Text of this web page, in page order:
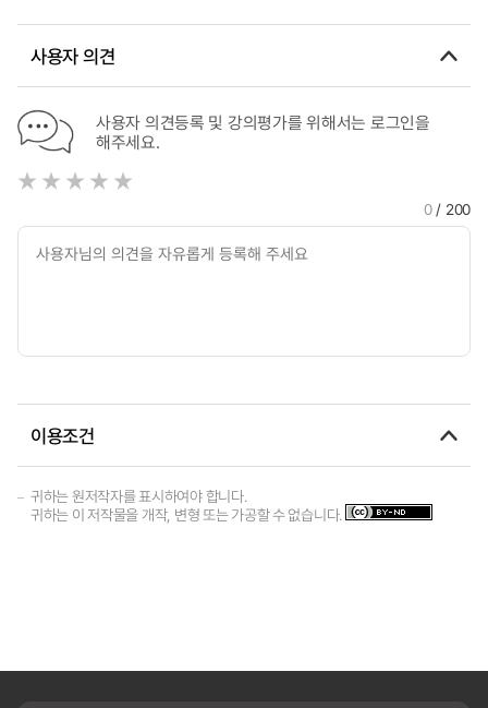
Virtual Space That Is Not Subject to the Law of Gravity
사용자 의견
사용자 의견등록 및 강의평가를 위해서는 로그인을
해주세요.
0/ 200
이용조건
귀하는 원저작자를 표시하여야 합니다.
귀하는 이 저작물을 개작, 변형 또는 가공할 수 없습니다.